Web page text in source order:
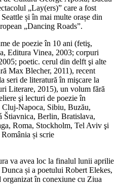
„Lay(ers)” care a fost
și în mai multe orașe din
„Dancing Roads”.
de poezie în 10 ani (fetiş,
Editura Vinea, 2003; corpuri
poetic. cerul din delft şi alte
Max Blecher, 2011), recent
seri de literatură în mişcare la
Literare, 2015), un volum fără
şi lecturi de poezie în
Cluj-Napoca, Sibiu, Buzău,
Štiavnica, Berlin, Bratislava,
Roma, Stockholm, Tel Aviv şi
și scrie
va avea loc la finalul lunii aprilie
și a poetului Robert Elekes,
organizat în conexiune cu Ziua